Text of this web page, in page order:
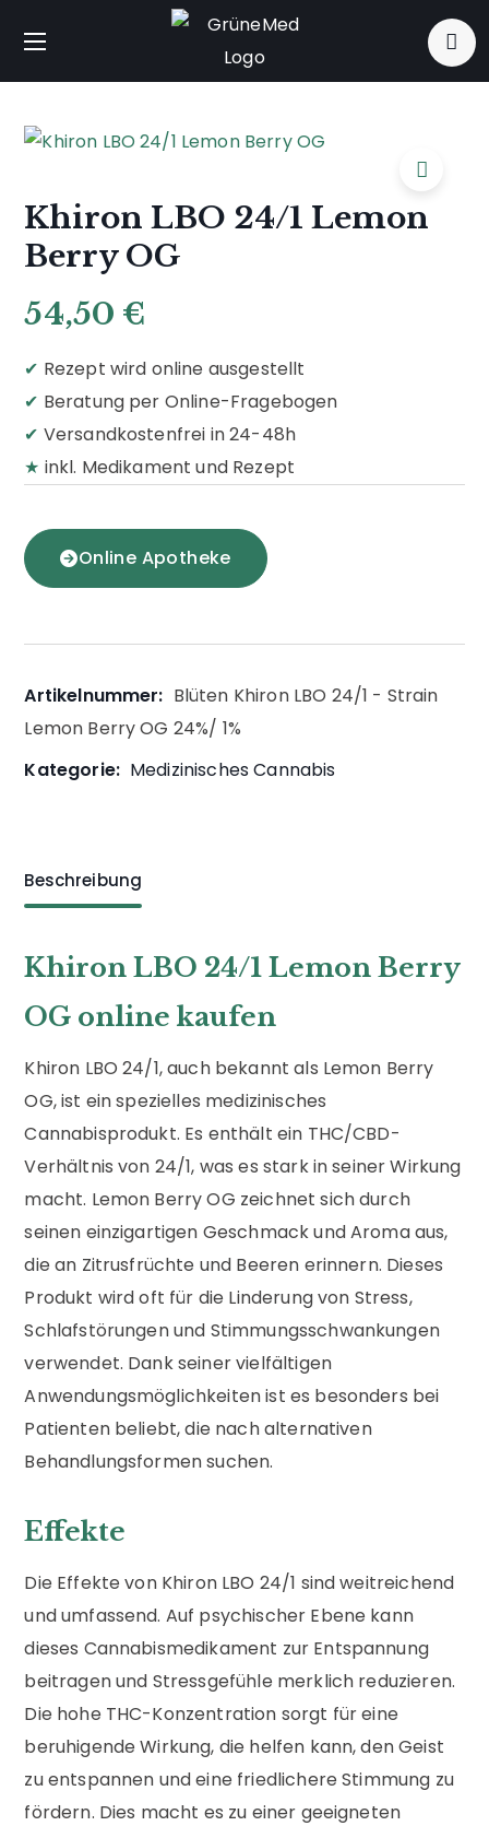
Khiron LBO 24/1 Lemon
Berry OG
54,50 €
✔ Rezept wird online ausgestellt
✔ Beratung per Online-Fragebogen
✔ Versandkostenfrei in 24-48h
★ inkl. Medikament und Rezept
Online Apotheke
Artikelnummer: Blüten Khiron LBO 24/1 - Strain
Lemon Berry OG 24%/ 1%
Kategorie: Medizinisches Cannabis
Beschreibung
Khiron LBO 24/1 Lemon Berry
OG online kaufen
Khiron LBO 24/1, auch bekannt als Lemon Berry
OG, ist ein spezielles medizinisches
Cannabisprodukt. Es enthält ein THC/CBD-
Verhältnis von 24/1, was es stark in seiner Wirkung
macht. Lemon Berry OG zeichnet sich durch
seinen einzigartigen Geschmack und Aroma aus,
die an Zitrusfrüchte und Beeren erinnern. Dieses
Produkt wird oft für die Linderung von Stress,
Schlafstörungen und Stimmungsschwankungen
verwendet. Dank seiner vielfältigen
Anwendungsmöglichkeiten ist es besonders bei
Patienten beliebt, die nach alternativen
Behandlungsformen suchen.
Effekte
Die Effekte von Khiron LBO 24/1 sind weitreichend
und umfassend. Auf psychischer Ebene kann
dieses Cannabismedikament zur Entspannung
beitragen und Stressgefühle merklich reduzieren.
Die hohe THC-Konzentration sorgt für eine
beruhigende Wirkung, die helfen kann, den Geist
zu entspannen und eine friedlichere Stimmung zu
fördern. Dies macht es zu einer geeigneten